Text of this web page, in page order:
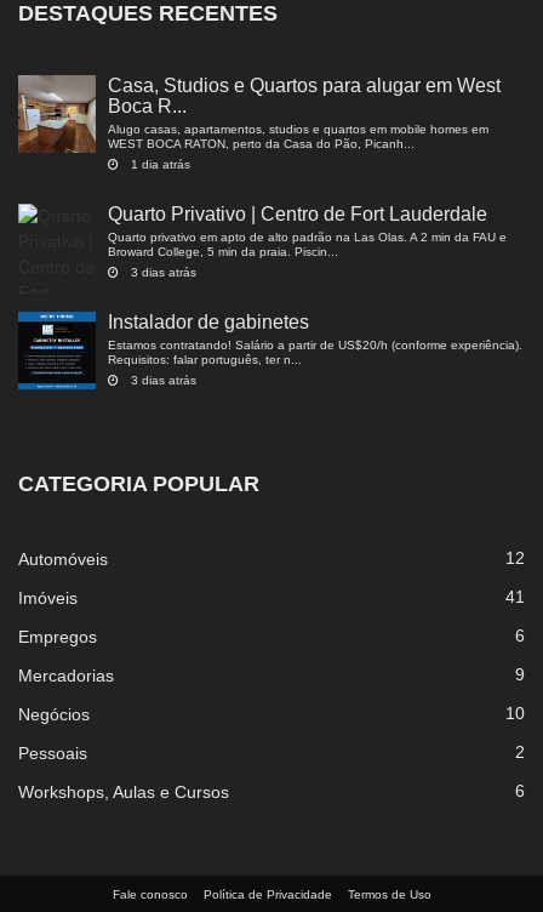
DESTAQUES RECENTES
Casa, Studios e Quartos para alugar em West
Boca R...
Alugo casas, apartamentos, studios e quartos em mobile homes em
WEST BOCA RATON, perto da Casa do Pão, Picanh...
1 dia atrás
Quarto Privativo | Centro de Fort Lauderdale
Quarto privativo em apto de alto padrão na Las Olas. A 2 min da FAU e
Broward College, 5 min da praia. Piscin...
3 dias atrás
Instalador de gabinetes
Estamos contratando! Salário a partir de US$20/h (conforme experiência).
Requisitos: falar português, ter n...
3 dias atrás
CATEGORIA POPULAR
Automóveis 12
Imóveis 41
Empregos 6
Mercadorias 9
Negócios 10
Pessoais 2
Workshops, Aulas e Cursos 6
Fale conosco Política de Privacidade Termos de Uso